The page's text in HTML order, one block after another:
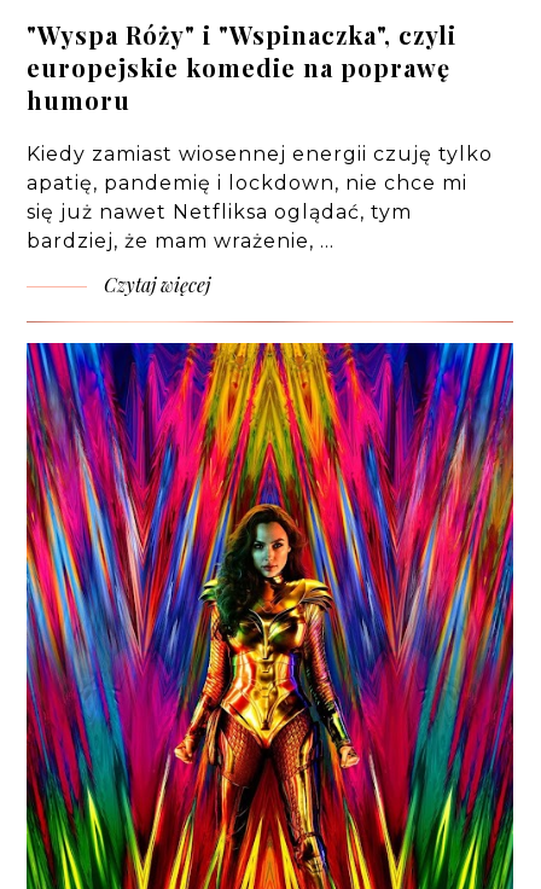
"Wyspa Róży" i "Wspinaczka", czyli
europejskie komedie na poprawę
humoru
Kiedy zamiast wiosennej energii czuję tylko
apatię, pandemię i lockdown, nie chce mi
się już nawet Netfliksa oglądać, tym
bardziej, że mam wrażenie, …
Czytaj więcej